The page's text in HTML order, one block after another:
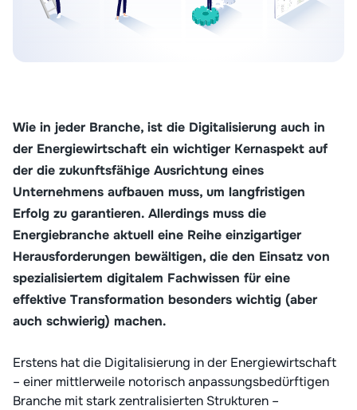
Wie in jeder Branche, ist die Digitalisierung auch in
der Energiewirtschaft ein wichtiger Kernaspekt auf
der die zukunftsfähige Ausrichtung eines
Unternehmens aufbauen muss, um langfristigen
Erfolg zu garantieren. Allerdings muss die
Energiebranche aktuell eine Reihe einzigartiger
Herausforderungen bewältigen, die den Einsatz von
spezialisiertem digitalem Fachwissen für eine
effektive Transformation besonders wichtig (aber
auch schwierig) machen.
Erstens hat die Digitalisierung in der Energiewirtschaft
– einer mittlerweile notorisch anpassungsbedürftigen
Branche mit stark zentralisierten Strukturen –